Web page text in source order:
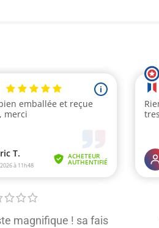
magnifique ! sa fais